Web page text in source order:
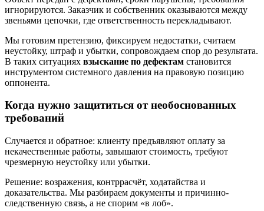
игнорируются. Заказчик и собственник оказываются между
звеньями цепочки, где ответственность перекладывают.
Мы готовим претензию, фиксируем недостатки, считаем
неустойку, штраф и убытки, сопровождаем спор до результата.
В таких ситуациях взыскание по дефектам становится
инструментом системного давления на правовую позицию
оппонента.
Когда нужно защититься от необоснованных
требований
Случается и обратное: клиенту предъявляют оплату за
некачественные работы, завышают стоимость, требуют
чрезмерную неустойку или убытки.
Решение: возражения, контррасчёт, ходатайства и
доказательства. Мы разбираем документы и причинно-
следственную связь, а не спорим «в лоб».